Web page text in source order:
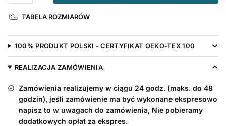
Złota
z
-
koszulka
na
urodziny
dziecka
TABELA ROZMIARÓW
100% PRODUKT POLSKI - CERTYFIKAT OEKO-TEX 100
REALIZACJA ZAMÓWIENIA
Zamówienia realizujemy w ciągu 24 godz. (maks. do 48
godzin), jeśli zamówienie ma być wykonane ekspresowo
napisz to w uwagach do zamówienia, Nie pobieramy
dodatkowych opłat za ekspres.